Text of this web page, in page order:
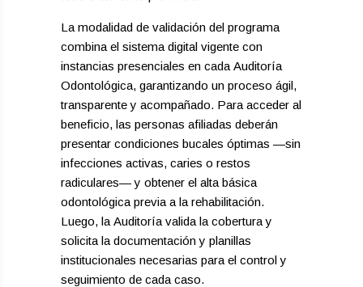
La modalidad de validación del programa
combina el sistema digital vigente con
instancias presenciales en cada Auditoría
Odontológica, garantizando un proceso ágil,
transparente y acompañado. Para acceder al
beneficio, las personas afiliadas deberán
presentar condiciones bucales óptimas —sin
infecciones activas, caries o restos
radiculares— y obtener el alta básica
odontológica previa a la rehabilitación.
Luego, la Auditoría valida la cobertura y
solicita la documentación y planillas
institucionales necesarias para el control y
seguimiento de cada caso.